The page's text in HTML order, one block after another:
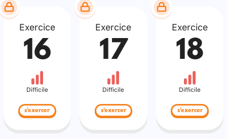
Exercice
16
Difficile
s'exercer
Exercice
17
Difficile
s'exercer
Exercice
18
Difficile
s'exercer